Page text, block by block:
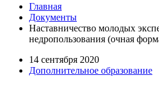
Главная
Документы
Наставничество молодых
недропользования (очная
14 сентября 2020
Дополнительное образование